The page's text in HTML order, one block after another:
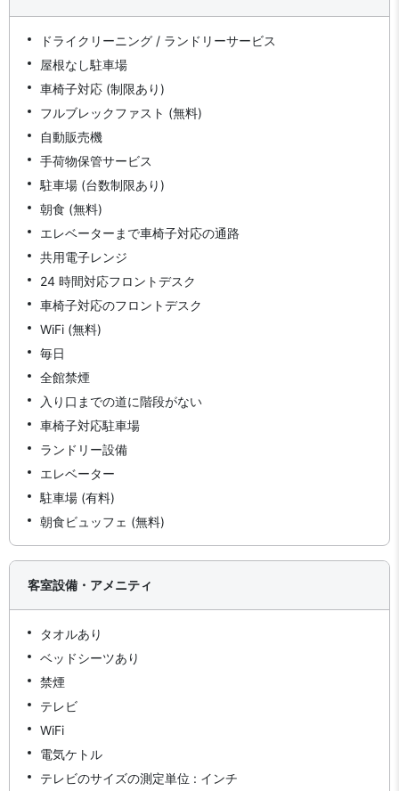
ドライクリーニング / ランドリーサービス
屋根なし駐車場
車椅子対応 (制限あり)
フルブレックファスト (無料)
自動販売機
手荷物保管サービス
駐車場 (台数制限あり)
朝食 (無料)
エレベーターまで車椅子対応の通路
共用電子レンジ
24 時間対応フロントデスク
車椅子対応のフロントデスク
WiFi (無料)
毎日
全館禁煙
入り口までの道に階段がない
車椅子対応駐車場
ランドリー設備
エレベーター
駐車場 (有料)
朝食ビュッフェ (無料)
客室設備・アメニティ
タオルあり
ベッドシーツあり
禁煙
テレビ
WiFi
電気ケトル
テレビのサイズの測定単位 : インチ